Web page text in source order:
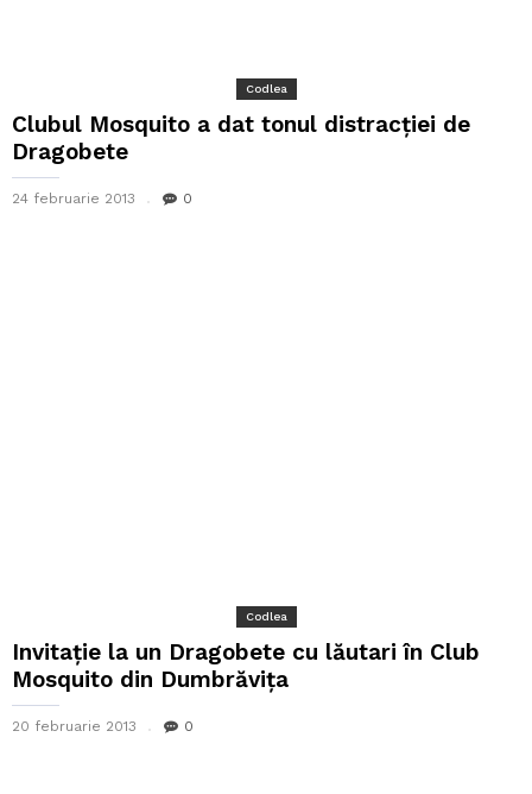
Codlea
Clubul Mosquito a dat tonul distracției de
Dragobete
24 februarie 2013 0
Codlea
Invitație la un Dragobete cu lăutari în Club
Mosquito din Dumbrăvița
20 februarie 2013 0